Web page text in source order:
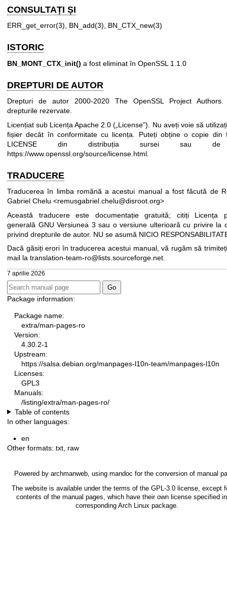
CONSULTAȚI ȘI
ERR_get_error(3), BN_add(3), BN_CTX_new(3)
ISTORIC
BN_MONT_CTX_init() a fost eliminat în OpenSSL 1.1.0
DREPTURI DE AUTOR
Drepturi de autor 2000-2020 The OpenSSL Project Authors.
drepturile rezervate.
Licențiat sub Licența Apache 2.0 („License”). Nu aveți voie să
fișier decât în conformitate cu licența. Puteți obține o copie din
LICENSE din distribuția sursei sau
https://www.openssl.org/source/license.html
TRADUCERE
Traducerea în limba română a acestui manual a fost făcută de
Gabriel Chelu <remusgabriel.chelu@disroot.org>
Această traducere este documentație gratuită; citiți Licența
generală GNU Versiunea 3 sau o versiune ulterioară cu privire la
privind drepturile de autor. NU se asumă NICIO
Dacă găsiți erori în traducerea acestui manual, vă rugăm să
mail la translation-team-ro@lists.sourceforge.net
7 aprilie 2026
Package information:
Package name:
extra/man-pages-ro
Version:
4.30.2-1
Upstream:
https://salsa.debian.org/manpages-l10n-team/manpages-l10n
Licenses:
GPL3
Manuals:
/listing/extra/man-pages-ro/
Table of contents
In other languages:
en
Other formats: txt raw
Powered by archmanweb, using mandoc for the conversion of manual
The website is available under the terms of the GPL-3.0license, except
contents of the manual pages, which have their own license specified
corresponding Arch Linux package.